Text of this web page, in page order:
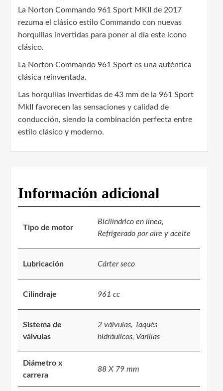
La Norton Commando 961 Sport MKII de 2017
rezuma el clásico estilo Commando con nuevas
horquillas invertidas para poner al día este icono
clásico.
La Norton Commando 961 Sport es una auténtica
clásica reinventada.
Las horquillas invertidas de 43 mm de la 961 Sport
MkII favorecen las sensaciones y calidad de
conducción, siendo la combinación perfecta entre
estilo clásico y moderno.
Información adicional
Tipo de motor
Bicilíndrico en línea,
Refrigerado por aire y aceite
Lubricación Cárter seco
Cilindraje 961 cc
Sistema de
válvulas
2 válvulas, Taqués
hidráulicos, Varillas
Diámetro x
carrera
88 X 79 mm